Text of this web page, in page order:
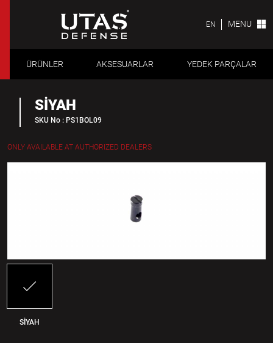
EN MENU
ÜRÜNLER AKSESUARLAR YEDEK PARÇALAR
SİYAH
SKU No : PS1BOL09
ONLY AVAILABLE AT AUTHORIZED DEALERS
SİYAH